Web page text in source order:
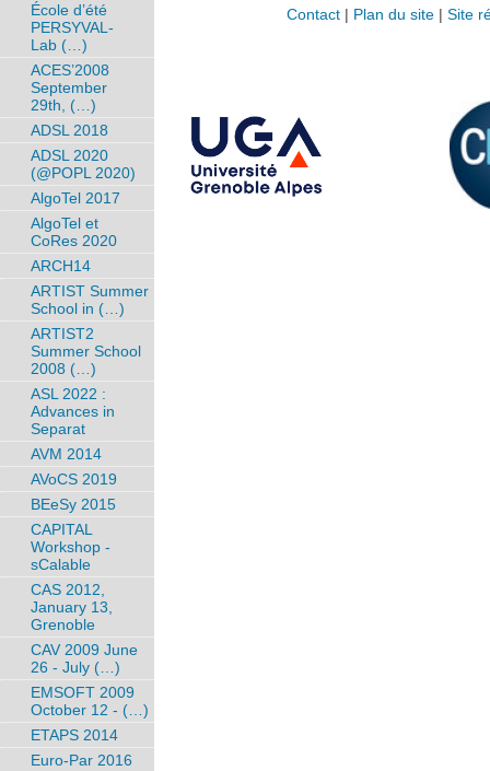
École d’été
PERSYVAL-
Lab (…)
ACES’2008
September
29th, (…)
ADSL 2018
ADSL 2020
(@POPL 2020)
AlgoTel 2017
AlgoTel et
CoRes 2020
ARCH14
ARTIST Summer
School in (…)
ARTIST2
Summer School
2008 (…)
ASL 2022 :
Advances in
Separat
AVM 2014
AVoCS 2019
BEeSy 2015
CAPITAL
Workshop -
sCalable
CAS 2012,
January 13,
Grenoble
CAV 2009 June
26 - July (…)
EMSOFT 2009
October 12 - (…)
ETAPS 2014
Euro-Par 2016
Contact| Plan du site| Site